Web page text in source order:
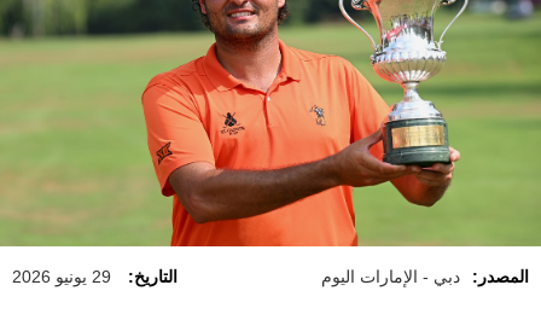
المصدر: دبي - الإمارات اليوم التاريخ: 29 يونيو 2026